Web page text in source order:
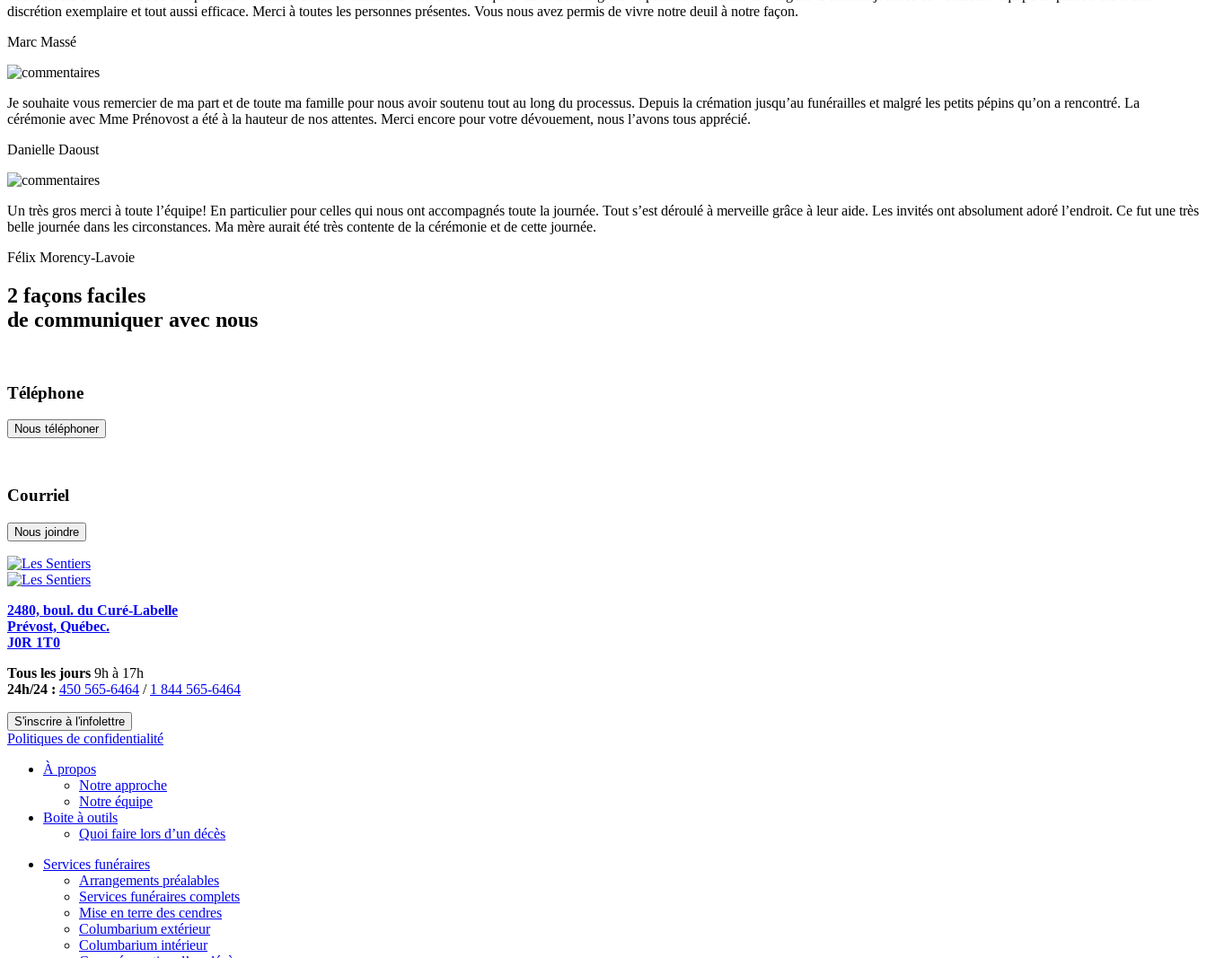
discrétion exemplaire et tout aussi efficace. Merci à toutes les personnes présentes. Vous nous avez permis de vivre notre deuil à notre façon.
Marc Massé
Je souhaite vous remercier de ma part et de toute ma famille pour nous avoir soutenu tout au long du processus. Depuis la crémation jusqu’au funérailles et malgré les petits pépins qu’on a rencontré. La
cérémonie avec Mme Prénovost a été à la hauteur de nos attentes. Merci encore pour votre dévouement, nous l’avons tous apprécié.
Danielle Daoust
Un très gros merci à toute l’équipe! En particulier pour celles qui nous ont accompagnés toute la journée. Tout s’est déroulé à merveille grâce à leur aide. Les invités ont absolument adoré l’endroit. Ce fut une très
belle journée dans les circonstances. Ma mère aurait été très contente de la cérémonie et de cette journée.
Félix Morency-Lavoie
2 façons faciles
de communiquer avec nous
Téléphone
Nous téléphoner
Courriel
Nous joindre
2480, boul. du Curé-Labelle
Prévost, Québec.
J0R 1T0
Tous les jours 9h à 17h
24h/24 : 450 565-6464 / 1 844 565-6464
S'inscrire à l'infolettre
Politiques de confidentialité
À propos
Notre approche
Notre équipe
Boite à outils
Quoi faire lors d’un décès
Services funéraires
Arrangements préalables
Services funéraires complets
Mise en terre des cendres
Columbarium extérieur
Columbarium intérieur